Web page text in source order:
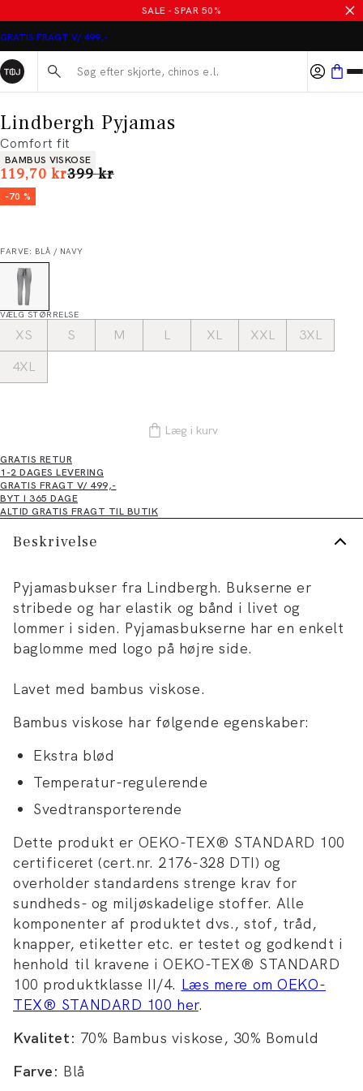
SALE - SPAR 50%
GRATIS FRAGT V/ 499,-
Søg her...
Lindbergh Pyjamas
Comfort fit
Produkt egenskaber
BAMBUS VISKOSE
119,70 krI alt (uden rabat)
399 kr
-70 %
FARVE: BLÅ / NAVY
VÆLG STØRRELSE
XS S M L XL XXL
3XL
4XL
Læg i kurv
GRATIS RETUR
1-2 DAGES LEVERING
GRATIS FRAGT V/ 499,-
BYT I 365 DAGE
ALTID GRATIS FRAGT TIL BUTIK
Beskrivelse
Pyjamasbukser fra Lindbergh. Bukserne er
stribede og har elastik og bånd i livet og
lommer i siden. Pyjamasbukserne har en enkelt
baglomme med logo på højre side.
Lavet med bambus viskose.
Bambus viskose har følgende egenskaber:
Ekstra blød
Temperatur-regulerende
Svedtransporterende
Dette produkt er OEKO-TEX® STANDARD 100
certificeret (cert.nr. 2176-328 DTI) og
overholder standardens strenge krav for
sundheds- og miljøskadelige stoffer. Alle
komponenter af produktet dvs., stof, tråd,
knapper, etiketter etc. er testet og godkendt i
henhold til kravene i OEKO-TEX® STANDARD
100 produktklasse II/4. Læs mere om OEKO-
TEX® STANDARD 100 her.
Kvalitet: 70% Bambus viskose, 30% Bomuld
Farve: Blå